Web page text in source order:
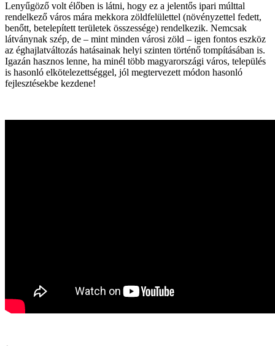
Lenyűgöző volt élőben is látni, hogy ez a jelentős ipari múlttal
rendelkező város mára mekkora zöldfelülettel (növényzettel fedett,
benőtt, betelepített területek összessége) rendelkezik. Nemcsak
látványnak szép, de – mint minden városi zöld – igen fontos eszköz
az éghajlatváltozás hatásainak helyi szinten történő tompításában is.
Igazán hasznos lenne, ha minél több magyarországi város, település
is hasonló elkötelezettséggel, jól megtervezett módon hasonló
fejlesztésekbe kezdene!